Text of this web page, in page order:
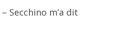
– Secchino m’a dit